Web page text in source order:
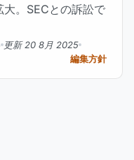
。SECとの訴訟で
更新 20 8月 2025
編集方針